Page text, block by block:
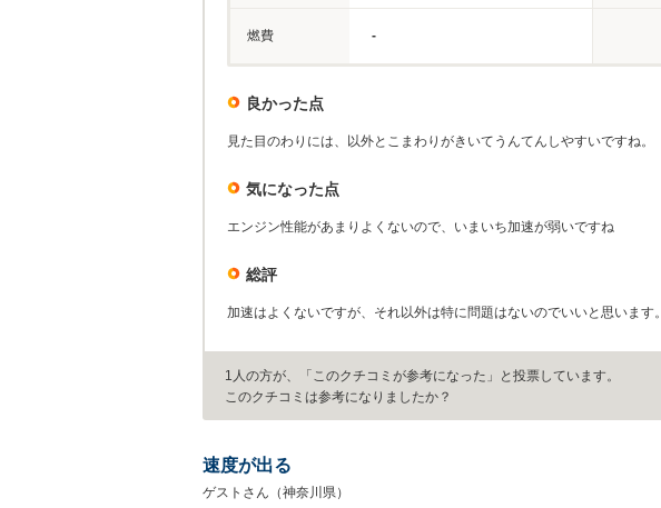
燃費 -
良かった点
見た目のわりには、以外とこまわりがきいてうんてんしやすいですね。
気になった点
エンジン性能があまりよくないので、いまいち加速が弱いですね
総評
加速はよくないですが、それ以外は特に問題はないのでいいと思います。
1人の方が、「このクチコミが参考になった」と投票しています。
このクチコミは参考になりましたか？
速度が出る
ゲストさん（神奈川県）